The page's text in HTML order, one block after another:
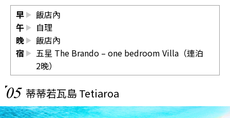
早
飯店內
午
自理
晚
飯店內
宿
五星 The Brando – one bedroom Villa（連泊
2晚）
05 蒂蒂若瓦島 Tetiaroa